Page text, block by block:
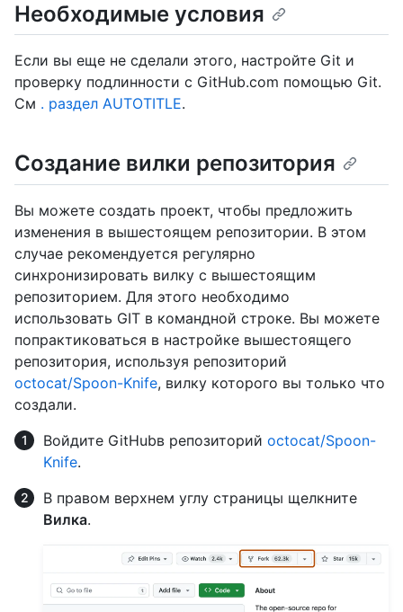
Необходимые условия
Если вы еще не сделали этого, настройте Git и
проверку подлинности с GitHub.com помощью Git.
См . раздел AUTOTITLE.
Создание вилки репозитория
Вы можете создать проект, чтобы предложить
изменения в вышестоящем репозитории. В этом
случае рекомендуется регулярно
синхронизировать вилку с вышестоящим
репозиторием. Для этого необходимо
использовать GIT в командной строке. Вы можете
попрактиковаться в настройке вышестоящего
репозитория, используя репозиторий
octocat/Spoon-Knife, вилку которого вы только что
создали.
Войдите GitHubв репозиторий octocat/Spoon-
Knife.
В правом верхнем углу страницы щелкните
Вилка.